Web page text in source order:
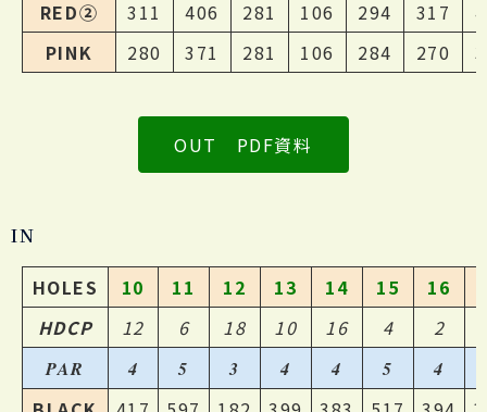
RED②
311 406 281 106 294 317
PINK
280 371 281 106 284 270
OUT PDF資料
IN
HOLES 10 11 12 13 14 15 16
HDCP
12 6 18 10 16 4 2
PAR 4 5 3 4 4 5 4